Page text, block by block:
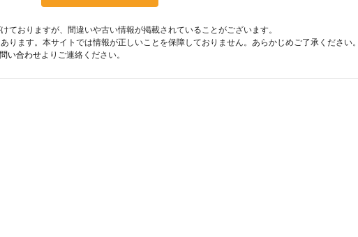
ておりますが、間違いや古い情報が掲載されていることがございます。
ります。本サイトでは情報が正しいことを保障しておりません。あらかじめご了承ください。
い合わせよりご連絡ください。